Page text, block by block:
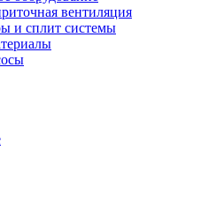
вентиляция
и сплит системы